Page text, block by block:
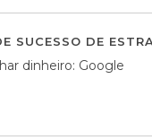
SUCESSO DE
dinheiro: Google